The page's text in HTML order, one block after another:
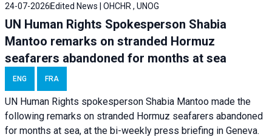
24-07-2026 Edited News | OHCHR , UNOG
UN Human Rights Spokesperson Shabia
Mantoo remarks on stranded Hormuz
seafarers abandoned for months at sea
ENG FRA
UN Human Rights spokesperson Shabia Mantoo made the
following remarks on stranded Hormuz seafarers abandoned
for months at sea, at the bi-weekly press briefing in Geneva.